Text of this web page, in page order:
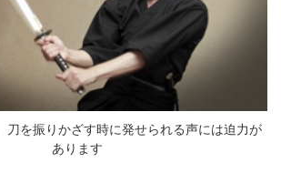
刀を振りかざす時に発せられる声には迫力が
あります